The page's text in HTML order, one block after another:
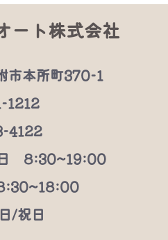
ート株式会社
市本所町370-1
1212
4122
日 8:30~19:00
/祝日